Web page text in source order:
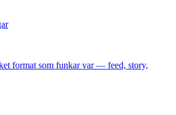
format som funkar var — feed, story,